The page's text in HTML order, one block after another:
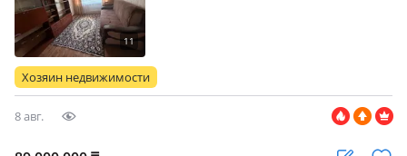
Продается светлая 3-комнатная
квартира площадью 52 м² на 1 этаж…
Хозяин недвижимости
8 авг.